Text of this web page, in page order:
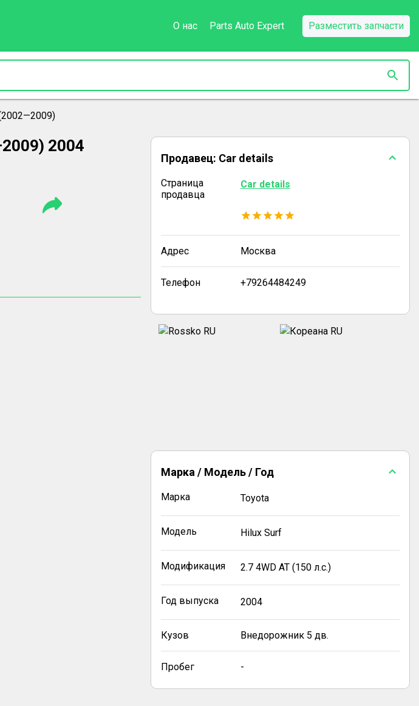
О нас Parts Auto Expert Разместить запчасти
2004
Продавец: Car details
Страница
продавца
Car details
Адрес Москва
Телефон +79264484249
Марка / Модель / Год
Марка Toyota
Модель Hilux Surf
Модификация 2.7 4WD AT (150 л.с.)
Год выпуска 2004
Кузов Внедорожник 5 дв.
Пробег -